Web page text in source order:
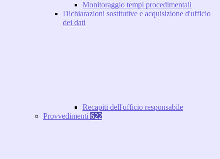
Monitoraggio tempi procedimentali
Dichiarazioni sostitutive e acquisizione d'ufficio
dei dati
Recapiti dell'ufficio responsabile
Provvedimenti 622